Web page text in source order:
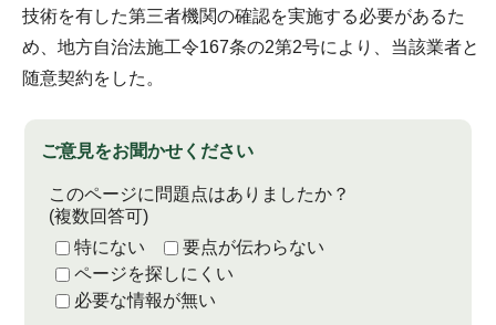
技術を有した第三者機関の確認を実施する必要があるた
め、地方自治法施工令167条の2第2号により、当該業者と
随意契約をした。
ご意見をお聞かせください
このページに問題点はありましたか？
(複数回答可)
特にない
要点が伝わらない
ページを探しにくい
必要な情報が無い